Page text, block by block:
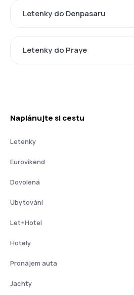
Letenky do Denpasaru
Letenky do Praye
Naplánujte si cestu
Letenky
Eurovíkend
Dovolená
Ubytování
Let+Hotel
Hotely
Pronájem auta
Jachty